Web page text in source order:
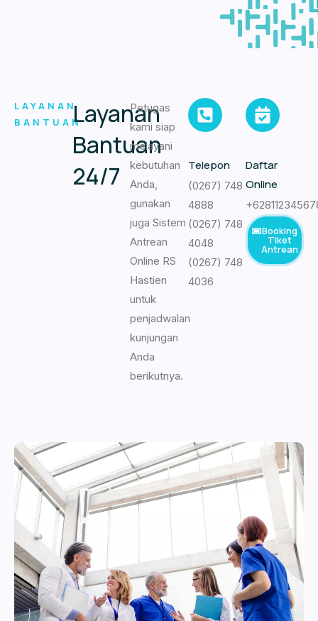
LAYANAN
BANTUANLayanan
Bantuan
24/7
Petugas
kami siap
melayani
kebutuhan
Anda,
gunakan
juga Sistem
Antrean
Online RS
Hastien
untuk
penjadwalan
kunjungan
Anda
berikutnya.
Telepon
(0267) 748
4888
(0267) 748
4048
(0267) 748
4036
Daftar
Online
Booking
Tiket
Antrean